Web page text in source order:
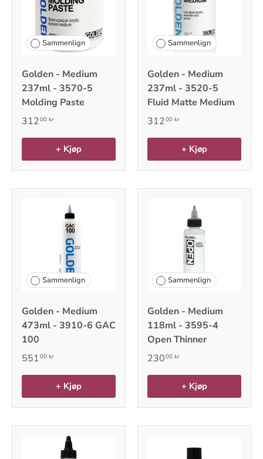
Sammenlign
Golden - Medium
237ml - 3570-5
Molding Paste
31200 kr
+ Kjøp
Sammenlign
Golden - Medium
237ml - 3520-5
Fluid Matte Medium
31200 kr
+ Kjøp
Sammenlign
Golden - Medium
473ml - 3910-6 GAC
100
55100 kr
+ Kjøp
Sammenlign
Golden - Medium
118ml - 3595-4
Open Thinner
23000 kr
+ Kjøp